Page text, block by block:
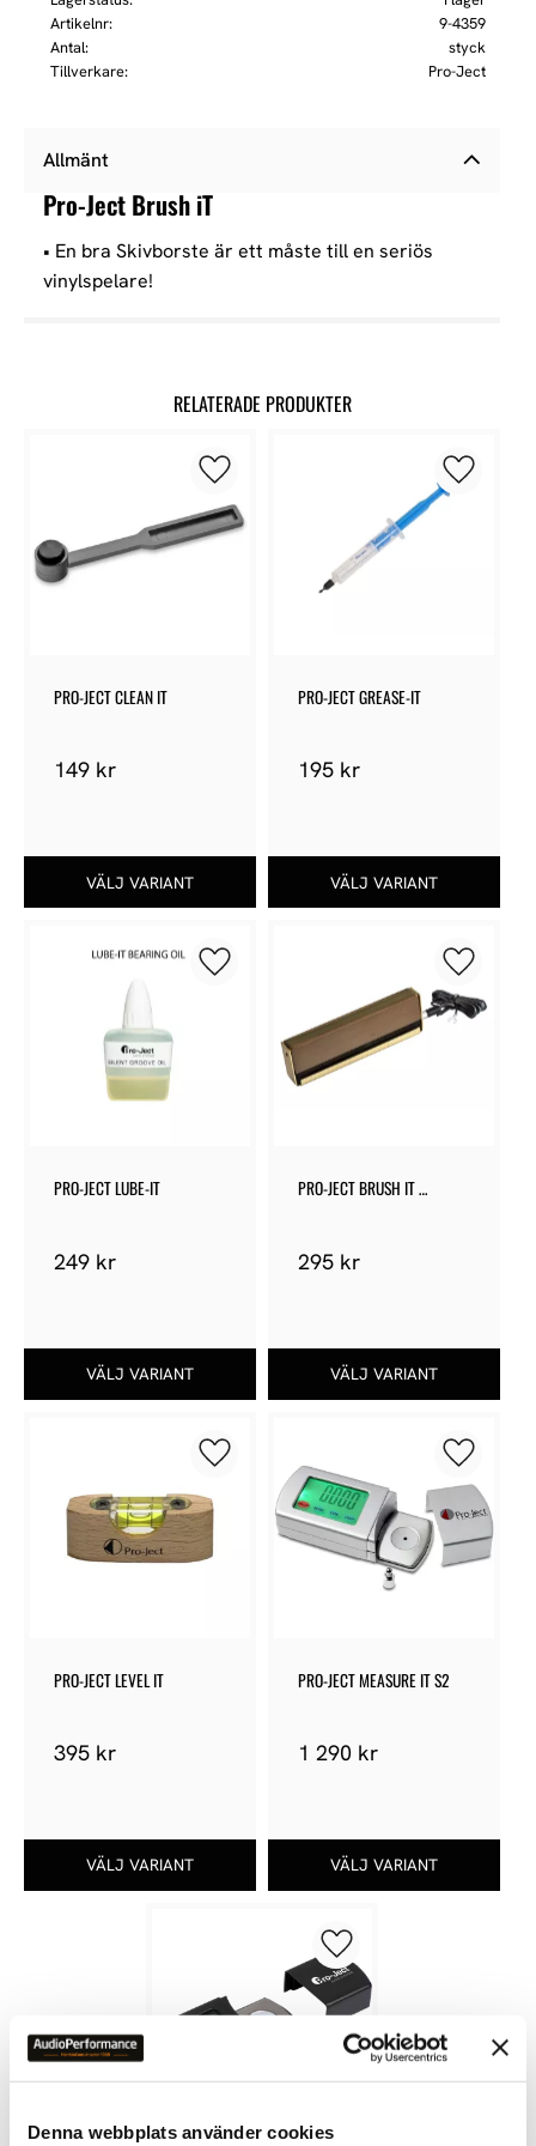
Denna webbplats använder cookies
Artikelnr
9-4359
Antal
styck
Tillverkare
Pro-Ject
Allmänt
Pro-Ject Brush iT
• En bra Skivborste är ett måste till en seriös
vinylspelare!
RELATERADE PRODUKTER
PRO-JECT CLEAN IT
149 kr
Lägg till i favoriter
PRO-JECT GREASE-IT
195 kr
Lägg till
PRO-JECT LUBE-IT
249 kr
Lägg till i favoriter
PRO-JECT BRUSH IT
295 kr
Lägg till
PRO-JECT LEVEL IT
395 kr
Lägg till i favoriter
PRO-JECT MEASURE IT S2
1 290 kr
Lägg till
Lägg till i favoriter